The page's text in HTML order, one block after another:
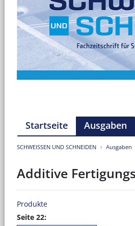
Startseite Ausgaben
SCHWEISSEN UND SCHNEIDEN Ausgaben
Additive
Produkte
Seite 22: